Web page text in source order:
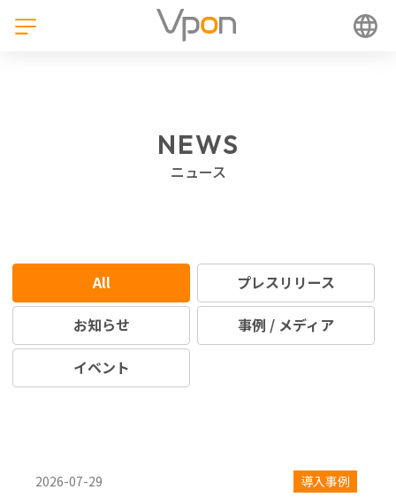
NEWS
ニュース
All
プレスリリース
お知らせ
事例 / メディア
イベント
2026-07-29 導入事例